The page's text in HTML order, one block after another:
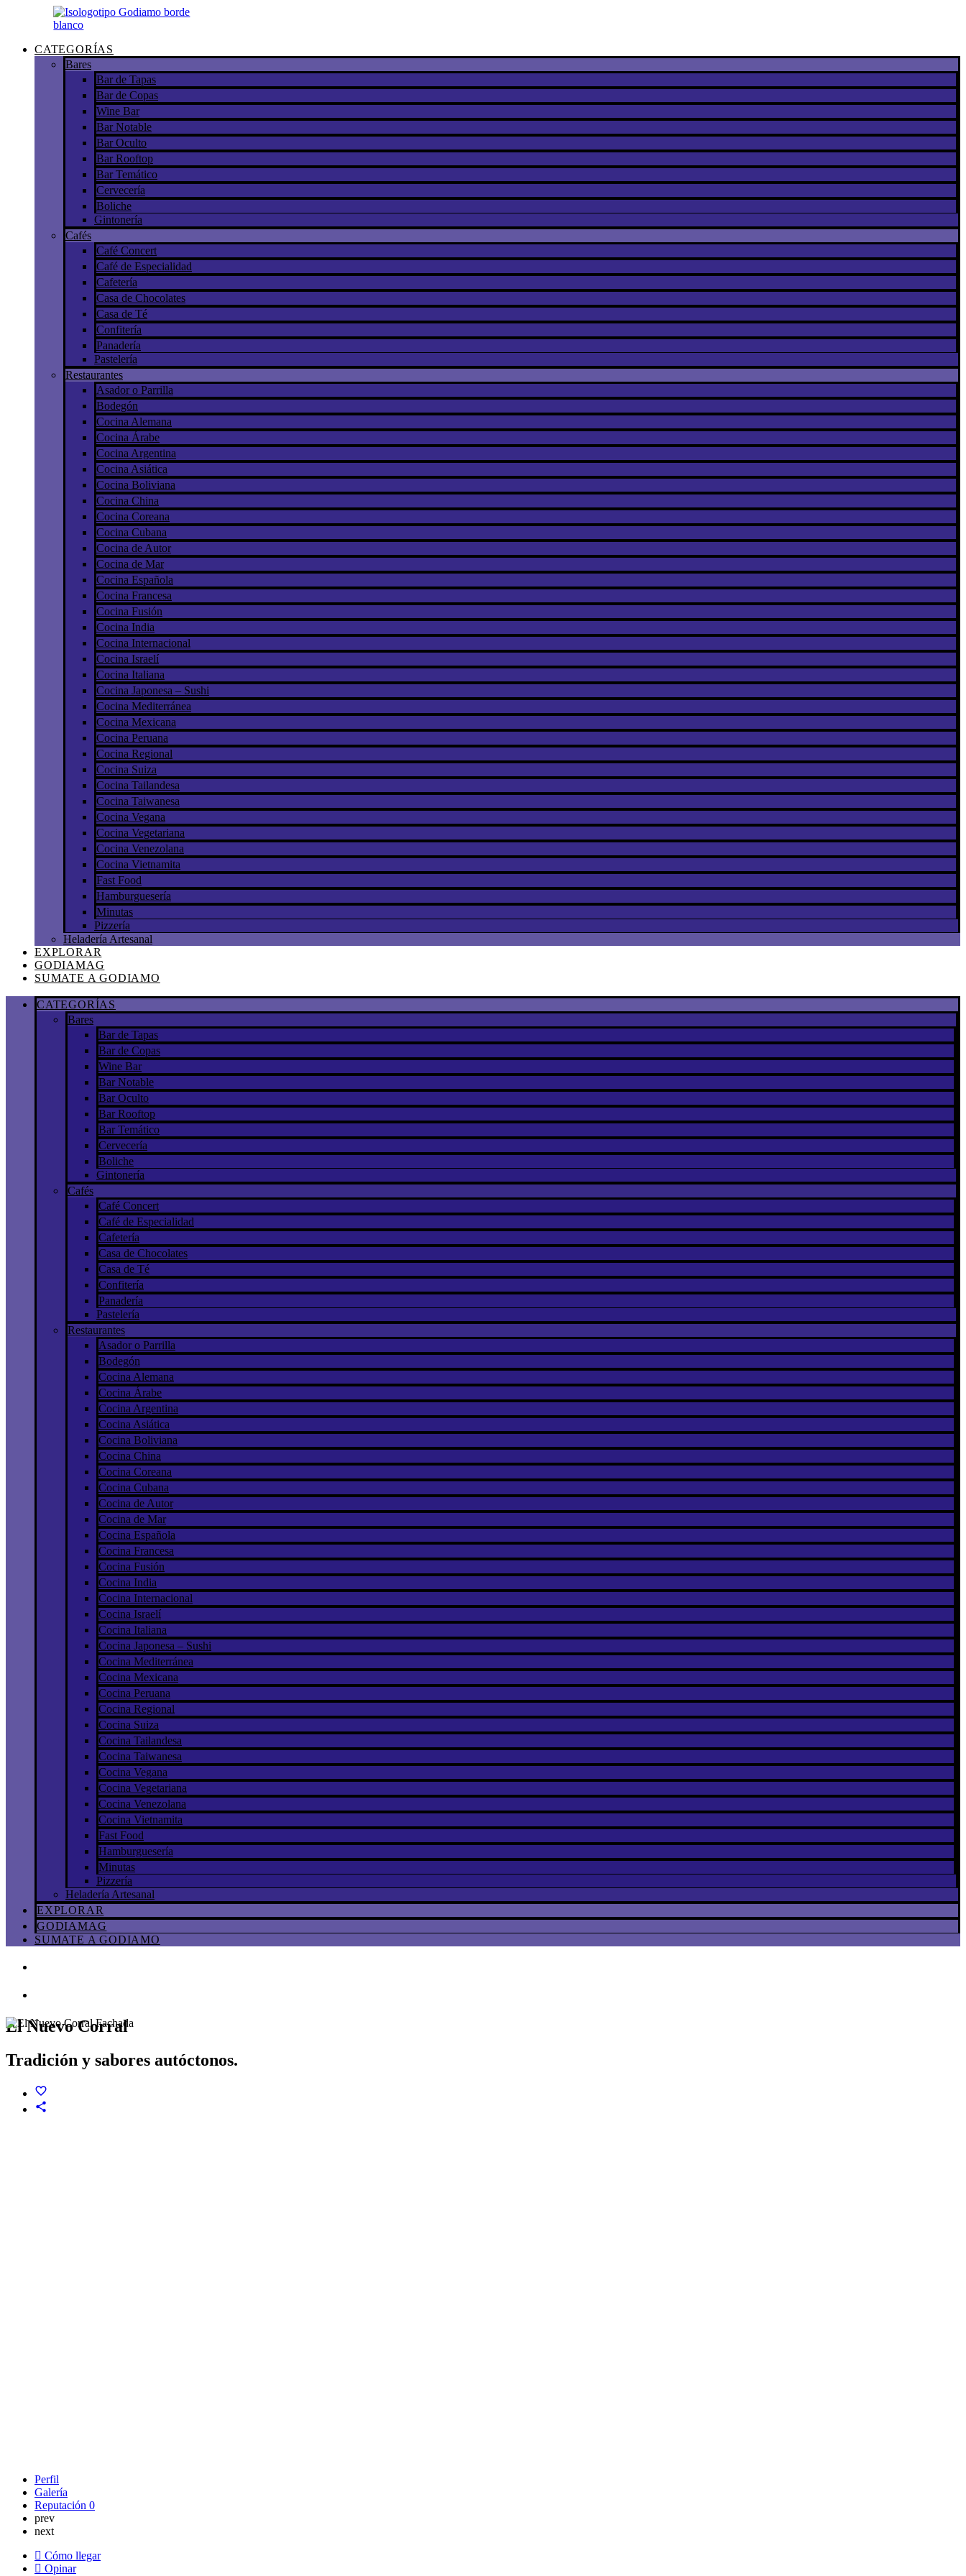
CATEGORÍAS
Bares
Bar de Tapas
Bar de Copas
Wine Bar
Bar Notable
Bar Oculto
Bar Rooftop
Bar Temático
Cervecería
Boliche
Gintonería
Cafés
Café Concert
Café de Especialidad
Cafetería
Casa de Chocolates
Casa de Té
Confitería
Panadería
Pastelería
Restaurantes
Asador o Parrilla
Bodegón
Cocina Alemana
Cocina Árabe
Cocina Argentina
Cocina Asiática
Cocina Boliviana
Cocina China
Cocina Coreana
Cocina Cubana
Cocina de Autor
Cocina de Mar
Cocina Española
Cocina Francesa
Cocina Fusión
Cocina India
Cocina Internacional
Cocina Israelí
Cocina Italiana
Cocina Japonesa – Sushi
Cocina Mediterránea
Cocina Mexicana
Cocina Peruana
Cocina Regional
Cocina Suiza
Cocina Tailandesa
Cocina Taiwanesa
Cocina Vegana
Cocina Vegetariana
Cocina Venezolana
Cocina Vietnamita
Fast Food
Hamburguesería
Minutas
Pizzería
Heladería Artesanal
EXPLORAR
GODIAMAG
SUMATE A GODIAMO
CATEGORÍAS
Bares
Bar de Tapas
Bar de Copas
Wine Bar
Bar Notable
Bar Oculto
Bar Rooftop
Bar Temático
Cervecería
Boliche
Gintonería
Cafés
Café Concert
Café de Especialidad
Cafetería
Casa de Chocolates
Casa de Té
Confitería
Panadería
Pastelería
Restaurantes
Asador o Parrilla
Bodegón
Cocina Alemana
Cocina Árabe
Cocina Argentina
Cocina Asiática
Cocina Boliviana
Cocina China
Cocina Coreana
Cocina Cubana
Cocina de Autor
Cocina de Mar
Cocina Española
Cocina Francesa
Cocina Fusión
Cocina India
Cocina Internacional
Cocina Israelí
Cocina Italiana
Cocina Japonesa – Sushi
Cocina Mediterránea
Cocina Mexicana
Cocina Peruana
Cocina Regional
Cocina Suiza
Cocina Tailandesa
Cocina Taiwanesa
Cocina Vegana
Cocina Vegetariana
Cocina Venezolana
Cocina Vietnamita
Fast Food
Hamburguesería
Minutas
Pizzería
Heladería Artesanal
EXPLORAR
GODIAMAG
SUMATE A GODIAMO
El Nuevo Corral
Tradición y sabores autóctonos.
Perfil
Galería
Reputación 0
prev
next
Cómo llegar
Opinar